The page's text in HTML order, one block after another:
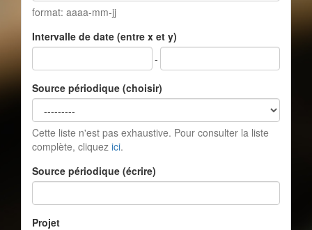
format: aaaa-mm-jj
Intervalle de date (entre x et y)
-
Source périodique (choisir)
Cette liste n'est pas exhaustive. Pour consulter la liste
complète, cliquez ici.
Source périodique (écrire)
Projet